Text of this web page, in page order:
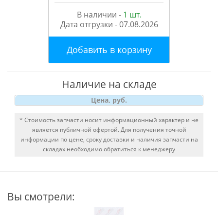
В наличии - 1 шт.
Дата отгрузки -07.08.2026
Добавить в корзину
Наличие на складе
Цена, руб.
* Стоимость запчасти носит информационный характер и не
является публичной офертой. Для получения точной
информации по цене, сроку доставки и наличия запчасти на
складах необходимо обратиться к менеджеру
Вы смотрели: